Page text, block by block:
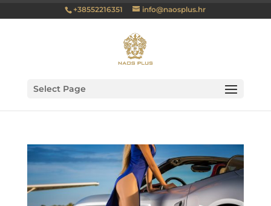
+38552216351 info@naosplus.hr
Select Page